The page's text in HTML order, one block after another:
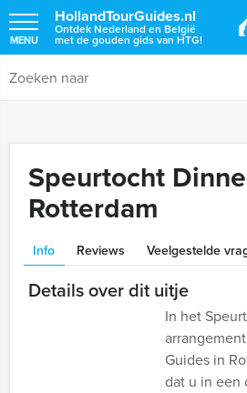
HollandTourGuides.nl
Ontdek Nederland en België
met de gouden gids van HTG!
MENU
Speurtocht
Rotterdam
Info Reviews Veelgestelde
Details over dit uitje
In het
Guides in
dat u in een